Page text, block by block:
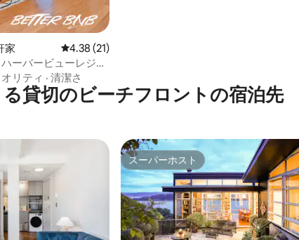
の平均評価
家 レビュー21件、5つ星中4.38つ星の平均評価
4.38 (21)
ーバービューレジデ
リティ · 清潔さ
る貸切のビーチフロントの宿泊先
スーパーホスト
スーパーホスト